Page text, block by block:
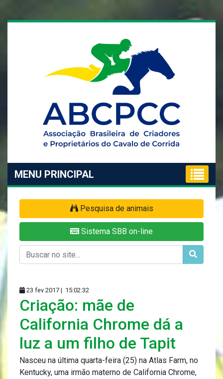
MENU PRINCIPAL
Pesquisa de animais
Sistema SBB on-line
23 fev 2017 | 15:02:32
Criação: mãe de
California Chrome dá a
luz a um filho de Tapit
Nasceu na última quarta-feira (25) na Atlas Farm, no
Kentucky, uma irmão materno de California Chrome,